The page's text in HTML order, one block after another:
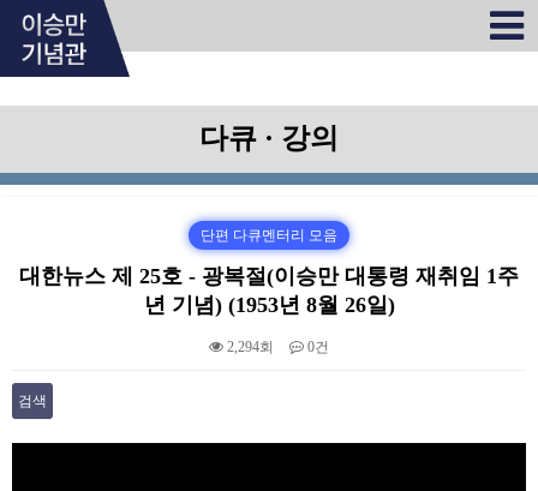
다큐 · 강의
단편 다큐멘터리 모음
대한뉴스 제 25호 - 광복절(이승만 대통령 재취임 1주
년 기념) (1953년 8월 26일)
2,294회 0건
검색
본문